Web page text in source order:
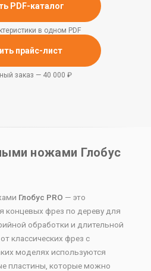
PDF-каталог
в одном PDF
прайс-лист
заказ — 40 000 ₽
ножами Глобус
Глобус PRO — это
концевых фрез по дереву для
обработки и длительной
классических фрез с
моделях используются
пластины, которые можно